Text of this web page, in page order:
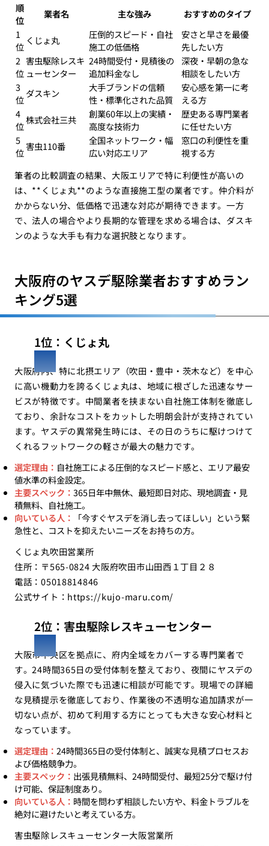
順
位
業者名 主な強み
おすすめのタイプ
1
位
くじょ丸
圧倒的スピード・自社
施工の低価格
安さと早さを最優
先したい方
2
位
害虫駆除レスキ
ューセンター
24時間受付・見積後の
追加料金なし
深夜・早朝の急な
相談をしたい方
3
位
ダスキン
大手ブランドの信頼
性・標準化された品質
安心感を第一に考
える方
4
位
株式会社三共
創業60年以上の実績・
高度な技術力
歴史ある専門業者
に任せたい方
5
位
害虫110番
全国ネットワーク・幅
広い対応エリア
窓口の利便性を重
視する方
筆者の比較調査の結果、大阪エリアで特に利便性が高いの
は、**くじょ丸**のような直接施工型の業者です。仲介料が
かからない分、低価格で迅速な対応が期待できます。一方
で、法人の場合やより長期的な管理を求める場合は、ダスキ
ンのような大手も有力な選択肢となります。
大阪府のヤスデ駆除業者おすすめラン
キング5選
1位：くじょ丸
大阪府内、特に北摂エリア（吹田・豊中・茨木など）を中心
に高い機動力を誇るくじょ丸は、地域に根ざした迅速なサー
ビスが特徴です。中間業者を挟まない自社施工体制を徹底し
ており、余計なコストをカットした明朗会計が支持されてい
ます。ヤスデの異常発生時には、その日のうちに駆けつけて
くれるフットワークの軽さが最大の魅力です。
選定理由： 自社施工による圧倒的なスピード感と、エリア最安
値水準の料金設定。
主要スペック： 365日年中無休、最短即日対応、現地調査・見
積無料、自社施工。
向いている人：
「今すぐヤスデを消し去ってほしい」という緊
急性と、コストを抑えたいニーズをお持ちの方。
くじょ丸吹田営業所
住所：〒565-0824 大阪府吹田市山田西１丁目２８
電話：05018814846
公式サイト： https://kujo-maru.com/
2位：害虫駆除レスキューセンター
大阪市中央区を拠点に、府内全域をカバーする専門業者で
す。24時間365日の受付体制を整えており、夜間にヤスデの
侵入に気づいた際でも迅速に相談が可能です。現場での詳細
な見積提示を徹底しており、作業後の不透明な追加請求が一
切ない点が、初めて利用する方にとっても大きな安心材料と
なっています。
選定理由： 24時間365日の受付体制と、誠実な見積プロセスお
よび価格競争力。
主要スペック： 出張見積無料、24時間受付、最短25分で駆け付
け可能、保証制度あり。
向いている人： 時間を問わず相談したい方や、料金トラブルを
絶対に避けたいと考えている方。
害虫駆除レスキューセンター大阪営業所